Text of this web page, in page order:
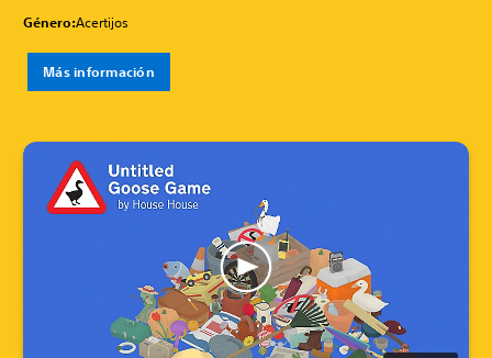
Género:Acertijos
Más información